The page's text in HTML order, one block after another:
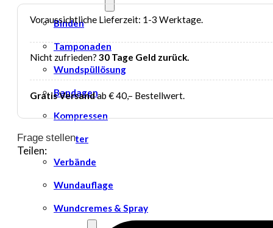
Binden
Tamponaden
Wundspüllösung
Bandagen
Kompressen
Pflaster
Verbände
Wundauflage
Wundcremes & Spray
Voraussichtliche Lieferzeit: 1-3 Werktage.
Nicht zufrieden? 30 Tage Geld zurück.
Gratis Versandab € 40,– Bestellwert.
Frage stellen
Teilen: